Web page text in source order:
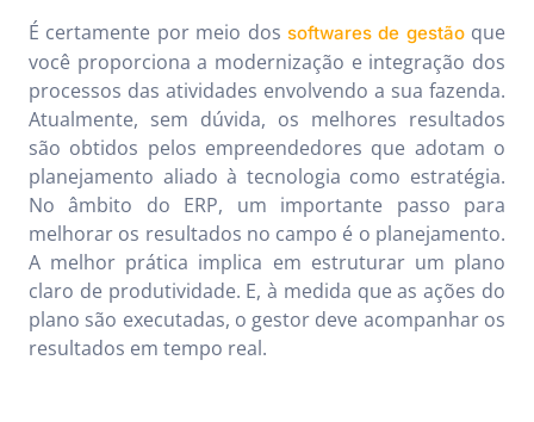
É certamente por meio dos softwares de gestãoque
você proporciona a modernização e integração dos
processos das atividades envolvendo a sua fazenda.
Atualmente, sem dúvida, os melhores resultados
são obtidos pelos empreendedores que adotam o
planejamento aliado à tecnologia como estratégia.
No âmbito do ERP, um importante passo para
melhorar os resultados no campo é o planejamento.
A melhor prática implica em estruturar um plano
claro de produtividade. E, à medida que as ações do
plano são executadas, o gestor deve acompanhar os
resultados em tempo real.